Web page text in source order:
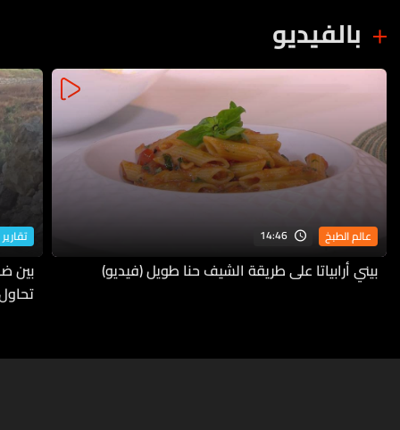
بالفيديو
عالم الطبخ 14:46
بيني أرابياتا على طريقة الشيف حنا طويل (فيديو)
بين